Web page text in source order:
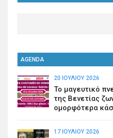
AGENDA
20 ΙΟΥΛΊΟΥ 2026
Το μαγευτικό
της Βενετίας
ομορφότερα
17 ΙΟΥΛΊΟΥ 2026